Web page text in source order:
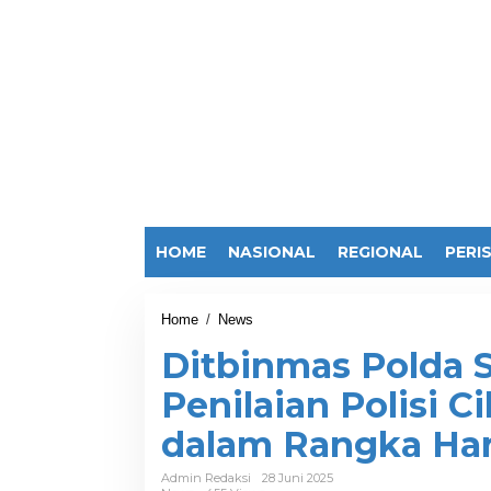
HOME NASIONAL REGIONAL
Home / News
t
b
i
n
m
a
Ditbinmas Polda
Penilaian Polisi
dalam Rangka
Admin Redaksi
28 Juni 2025